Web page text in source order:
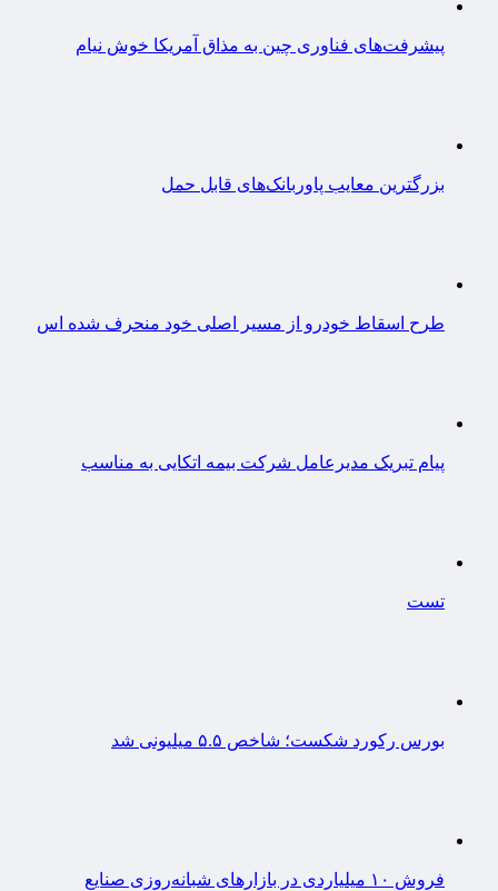
پیشرفت‌های فناوری چین به مذاق آمریکا خوش نیام
بزرگترین معایب پاوربانک‌های قابل حمل
طرح اسقاط خودرو از مسیر اصلی خود منحرف شده اس
پیام تبریک مدیرعامل شرکت بیمه اتکایی به مناسب
تست
بورس رکورد شکست؛ شاخص ۵.۵ میلیونی شد
فروش ۱۰ میلیاردی در بازارهای شبانه‌روزی صنایع